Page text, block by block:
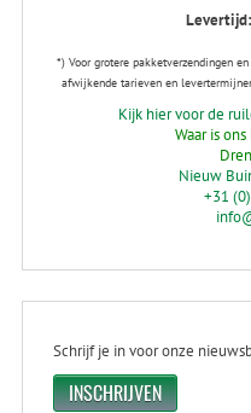
*) Voor grotere pakketverzendingen
afwijkende tarieven en
Kijk hier voor de
Waar is
Nieuw
+31
Schrijf je in voor onze